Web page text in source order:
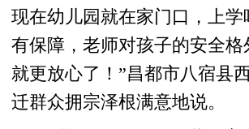
现在幼儿园就在家门口，上
有保障，老师对孩子的安全格
就更放心了！”昌都市八宿县
迁群众拥宗泽根满意地说。